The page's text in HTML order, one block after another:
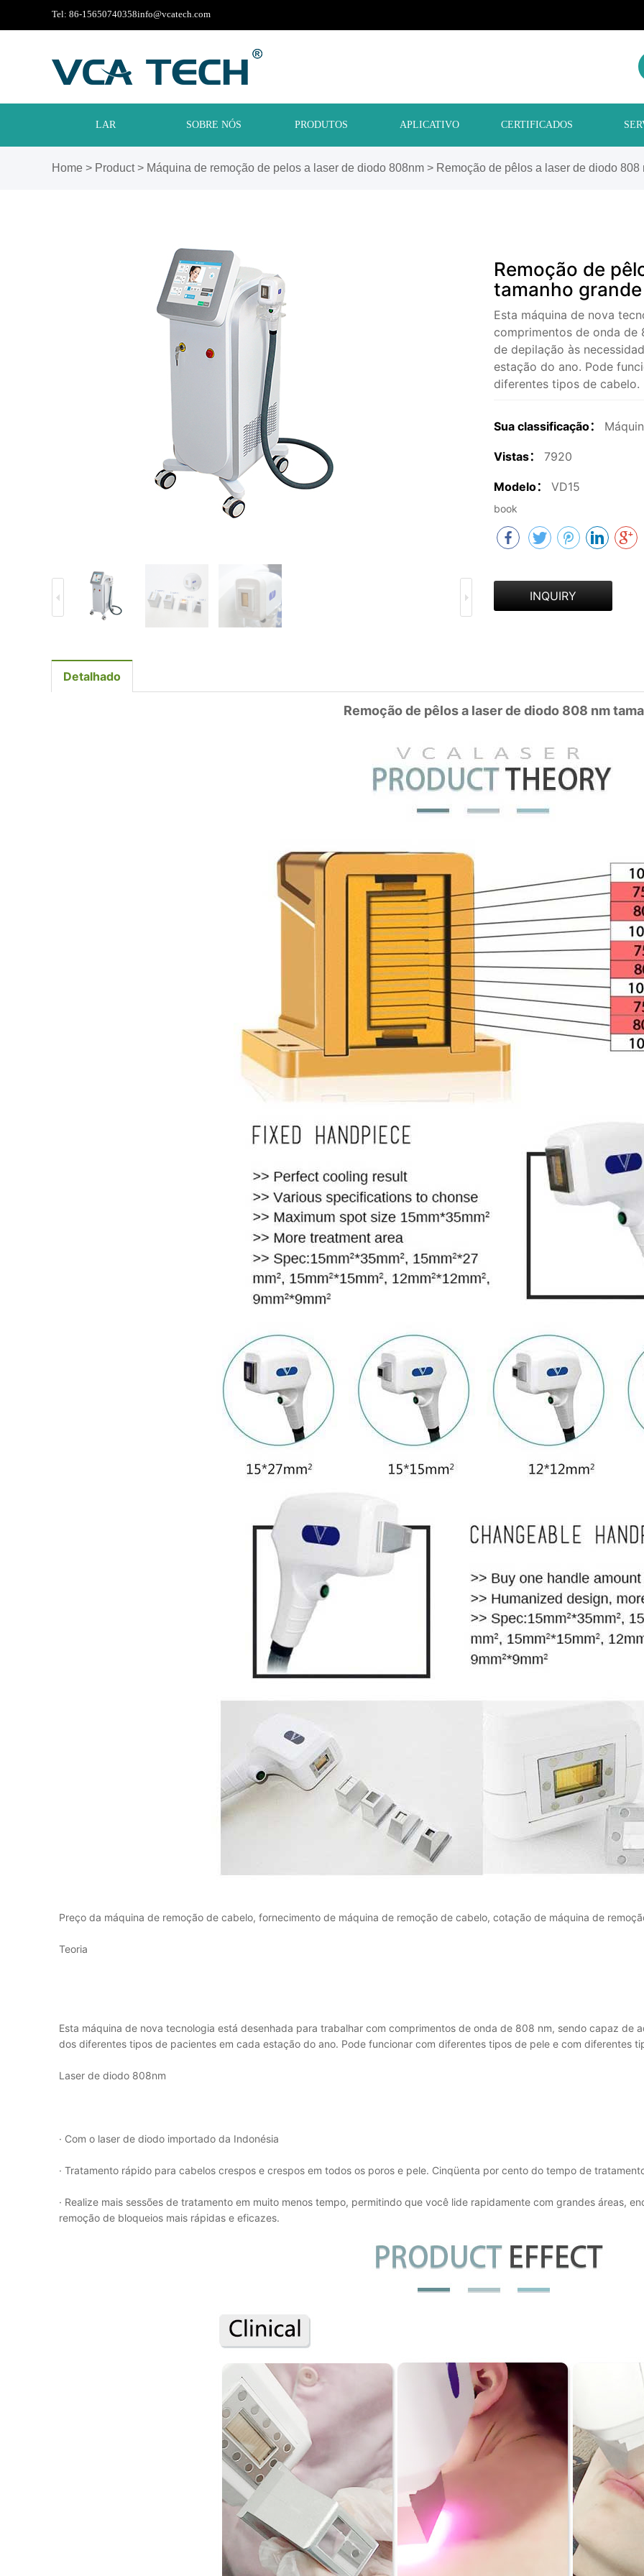
Tel: 86-15650740358info@vcatech.com
LAR SOBRE NÓS PRODUTOS APLICATIVO CERTIFICADOS
Home > Product> Máquina de remoção de pelos a laser de diodo 808nm > Remoção de pêlos a laser de diodo 808
Remoção de
tamanho grande
Esta máquina de nova
comprimentos de onda de
de depilação às
estação do ano. Pode
diferentes tipos de cabelo.
Sua classificação：
Vistas： 7920
Modelo： VD15
book
INQUIRY
Detalhado
Remoção de pêlos a laser de diodo 808 nm
Preço da máquina de remoção de cabelo, fornecimento de máquina de remoção de cabelo, cotação de máquina de
Teoria
Esta máquina de nova tecnologia está desenhada para trabalhar com comprimentos de onda de 808 nm, sendo capaz de
dos diferentes tipos de pacientes em cada estação do ano. Pode funcionar com diferentes tipos de pele e com diferentes
Laser de diodo 808nm
· Com o laser de diodo importado da Indonésia
· Tratamento rápido para cabelos crespos e crespos em todos os poros e pele. Cinqüenta por cento do tempo de
· Realize mais sessões de tratamento em muito menos tempo, permitindo que você lide rapidamente com grandes áreas,
remoção de bloqueios mais rápidas e eficazes.